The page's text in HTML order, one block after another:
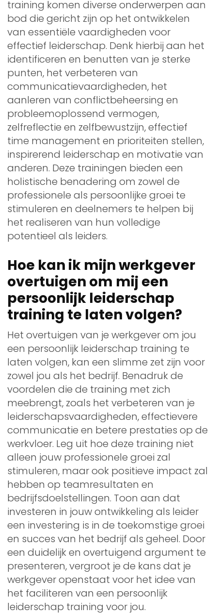
training komen diverse onderwerpen aan
bod die gericht zijn op het ontwikkelen
van essentiële vaardigheden voor
effectief leiderschap. Denk hierbij aan het
identificeren en benutten van je sterke
punten, het verbeteren van
communicatievaardigheden, het
aanleren van conflictbeheersing en
probleemoplossend vermogen,
zelfreflectie en zelfbewustzijn, effectief
time management en prioriteiten stellen,
inspirerend leiderschap en motivatie van
anderen. Deze trainingen bieden een
holistische benadering om zowel de
professionele als persoonlijke groei te
stimuleren en deelnemers te helpen bij
het realiseren van hun volledige
potentieel als leiders.
Hoe kan ik mijn werkgever
overtuigen om mij een
persoonlijk leiderschap
training te laten volgen?
Het overtuigen van je werkgever om jou
een persoonlijk leiderschap training te
laten volgen, kan een slimme zet zijn voor
zowel jou als het bedrijf. Benadruk de
voordelen die de training met zich
meebrengt, zoals het verbeteren van je
leiderschapsvaardigheden, effectievere
communicatie en betere prestaties op de
werkvloer. Leg uit hoe deze training niet
alleen jouw professionele groei zal
stimuleren, maar ook positieve impact zal
hebben op teamresultaten en
bedrijfsdoelstellingen. Toon aan dat
investeren in jouw ontwikkeling als leider
een investering is in de toekomstige groei
en succes van het bedrijf als geheel. Door
een duidelijk en overtuigend argument te
presenteren, vergroot je de kans dat je
werkgever openstaat voor het idee van
het faciliteren van een persoonlijk
leiderschap training voor jou.